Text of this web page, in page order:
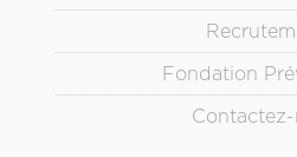
Fondation